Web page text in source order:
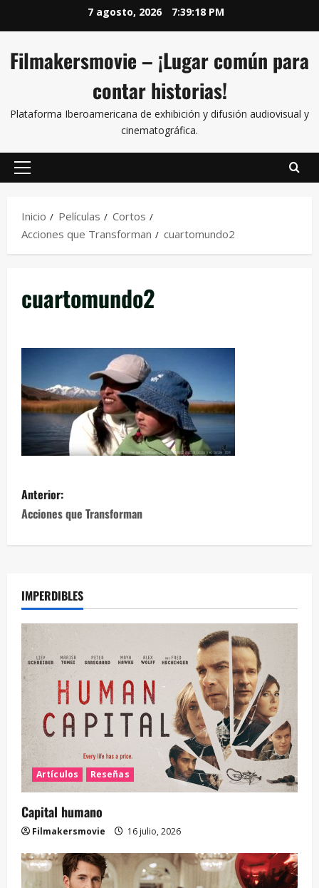
7 agosto, 2026 7:39:18 PM
Filmakersmovie – ¡Lugar común para
contar historias!
Plataforma Iberoamericana de exhibición y difusión audiovisual y
cinematográfica.
Inicio Películas
Cortos
Acciones que Transforman
cuartomundo2
cuartomundo2
Anterior:
Acciones que Transforman
IMPERDIBLES
Artículos Reseñas
Capital humano
Filmakersmovie 16 julio, 2026